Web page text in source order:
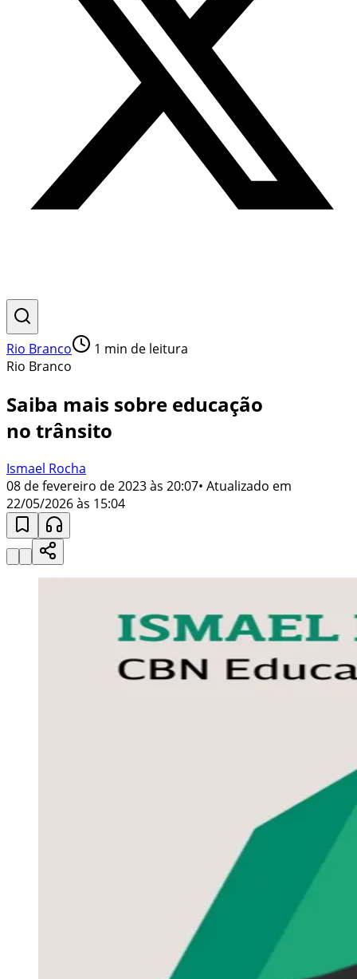
Rio Branco 1 min de leitura
Rio Branco
Saiba mais sobre educação
no trânsito
Ismael Rocha
08 de fevereiro de 2023 às 20:07• Atualizado em
22/05/2026 às 15:04